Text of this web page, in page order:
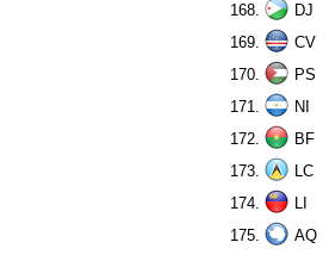
168.
DJ
169.
CV
170.
PS
171.
NI
172.
BF
173.
LC
174.
LI
175.
AQ